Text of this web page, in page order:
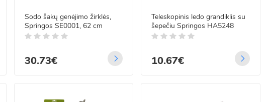
Sodo šakų genėjimo žirklės,
Springos SE0001, 62 cm
30.73€
Teleskopinis ledo grandiklis su
šepečiu Springos HA5248
10.67€